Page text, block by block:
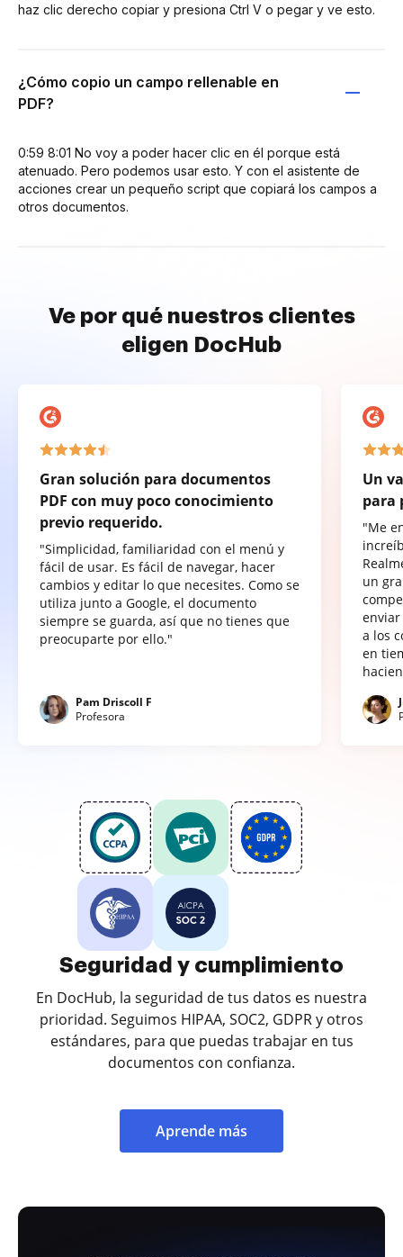
haz clic derecho copiar y presiona Ctrl V o pegar y ve esto.
¿Cómo copio un campo rellenable en
PDF?
0:59 8:01 No voy a poder hacer clic en él porque está
atenuado. Pero podemos usar esto. Y con el asistente de
acciones crear un pequeño script que copiará los campos a
otros documentos.
Ve por qué nuestros clientes
eligen DocHub
Gran solución para documentos
PDF con muy poco conocimiento
previo requerido.
"Simplicidad, familiaridad con el menú y
fácil de usar. Es fácil de navegar, hacer
cambios y editar lo que necesites. Como se
utiliza junto a Google, el documento
siempre se guarda, así que no tienes que
preocuparte por ello."
Pam Driscoll F
Profesora
Un
para
"Me
un
a los
en
Seguridad y cumplimiento
En DocHub, la seguridad de tus datos es nuestra
prioridad. Seguimos HIPAA, SOC2, GDPR y otros
estándares, para que puedas trabajar en tus
documentos con confianza.
Aprende más